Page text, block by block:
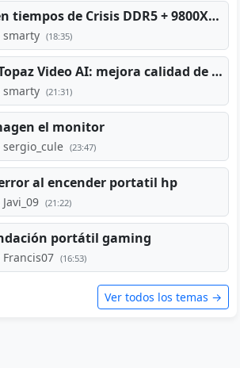
PC TOP en tiempos de Crisis DDR5 + 9800X3D + RTX 5080 [2026][2400€]
smarty (18:35)
PC para Topaz Video AI: mejora calidad de vídeos viejos
smarty (21:31)
el monitor
(23:47)
al encender portatil hp
(21:22)
portátil gaming
(16:53)
Ver todos los temas →